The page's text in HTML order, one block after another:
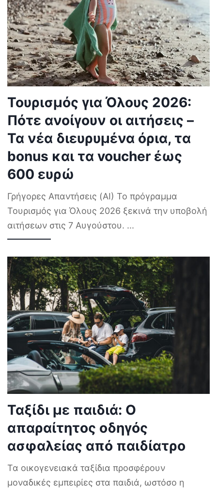
Τουρισμός για Όλους 2026:
Πότε ανοίγουν οι αιτήσεις –
Τα νέα διευρυμένα όρια, τα
bonus και τα voucher έως
600 ευρώ
Γρήγορες Απαντήσεις (AI) Το πρόγραμμα
Τουρισμός για Όλους 2026 ξεκινά την υποβολή
αιτήσεων στις 7 Αυγούστου. ...
Ταξίδι με παιδιά: Ο
απαραίτητος οδηγός
ασφαλείας από παιδίατρο
Τα οικογενειακά ταξίδια προσφέρουν
μοναδικές εμπειρίες στα παιδιά, ωστόσο η